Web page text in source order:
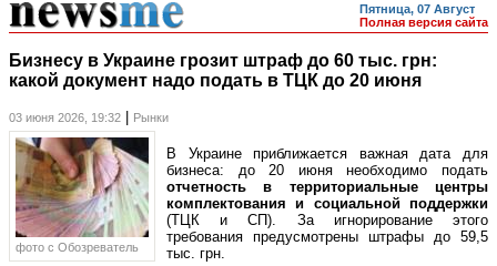
Пятница, 07 Август
Полная версия сайта
Бизнесу в Украине грозит штраф до 60 тыс. грн:
какой документ надо подать в ТЦК до 20 июня
03 июня 2026, 19:32 Рынки
фото c Обозреватель
В Украине приближается важная дата для
бизнеса: до 20 июня необходимо подать
отчетность в территориальные центры
комплектования и социальной поддержки
(ТЦК и СП). За игнорирование этого
требования предусмотрены штрафы до 59,5
тыс. грн.